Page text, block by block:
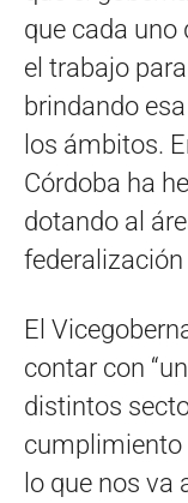
que cada uno
el trabajo
brindando
los ámbitos.
Córdoba ha
dotando al
federalización
El
contar con
distintos
cumplimiento
lo que nos va